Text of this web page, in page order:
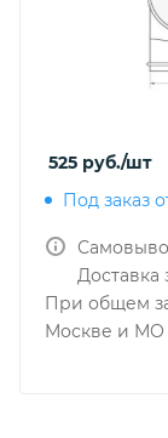
525 руб./шт
Под заказ
Доставка
При общем
Москве и МО